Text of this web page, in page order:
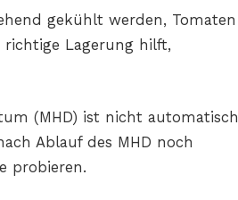
gekühlt werden, Tomaten
Lagerung hilft,
(MHD) ist nicht automatisch
Ablauf des MHD noch
probieren.